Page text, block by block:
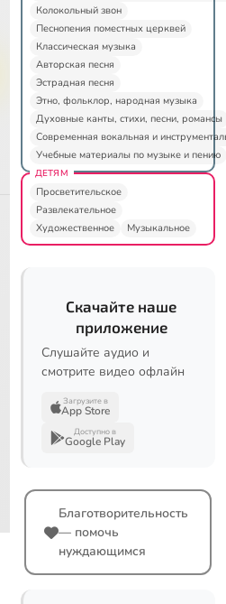
Колокольный звон
Песнопения поместных церквей
Классическая музыка
Авторская песня
Эстрадная песня
Этно, фольклор, народная музыка
Духовные канты, стихи, песни, романсы
Современная вокальная и
Учебные материалы по музыке и пению
ДЕТЯМ
Просветительское
Развлекательное
Художественное
Музыкальное
Скачайте наше
приложение
Слушайте аудио и
смотрите видео офлайн
Загрузите в
App Store
Доступно в
Google Play
Благотворительность
— помочь
нуждающимся